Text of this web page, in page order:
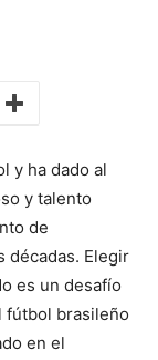
y ha dado al
y talento
de
décadas. Elegir
es un desafío
fútbol brasileño
en el